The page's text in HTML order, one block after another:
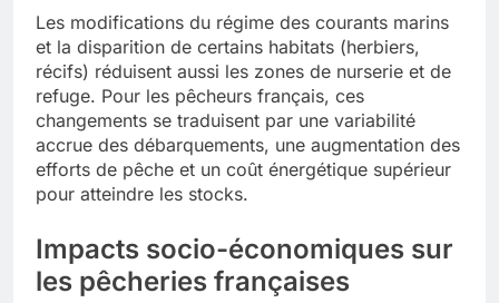
Les modifications du régime des courants marins
et la disparition de certains habitats (herbiers,
récifs) réduisent aussi les zones de nurserie et de
refuge. Pour les pêcheurs français, ces
changements se traduisent par une variabilité
accrue des débarquements, une augmentation des
efforts de pêche et un coût énergétique supérieur
pour atteindre les stocks.
Impacts socio-économiques sur
les pêcheries françaises